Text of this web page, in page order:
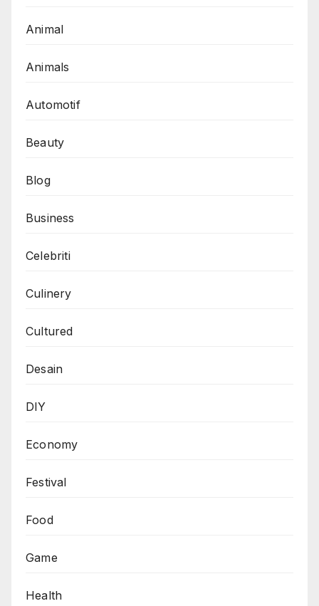
Animal
Animals
Automotif
Beauty
Blog
Business
Celebriti
Culinery
Cultured
Desain
DIY
Economy
Festival
Food
Game
Health